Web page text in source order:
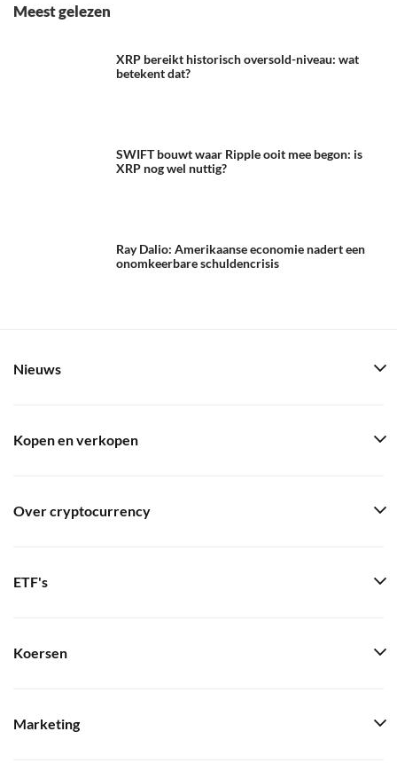
Meest gelezen
XRP bereikt historisch oversold-niveau: wat
betekent dat?
SWIFT bouwt waar Ripple ooit mee begon: is
XRP nog wel nuttig?
Ray Dalio: Amerikaanse economie nadert een
onomkeerbare schuldencrisis
Nieuws
Kopen en verkopen
Over cryptocurrency
ETF's
Koersen
Marketing